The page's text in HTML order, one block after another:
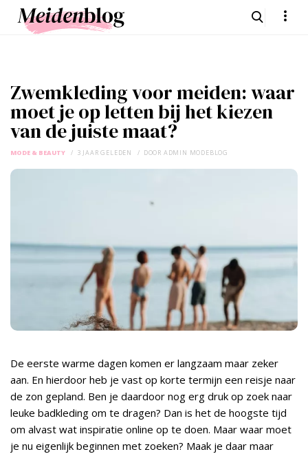
Zwemkleding voor meiden: waar
moet je op letten bij het kiezen
van de juiste maat?
MODE & BEAUTY 3 JAAR GELEDEN DOOR ADMIN MODEBLOG
De eerste warme dagen komen er langzaam maar zeker
aan. En hierdoor heb je vast op korte termijn een reisje naar
de zon gepland. Ben je daardoor nog erg druk op zoek naar
leuke badkleding om te dragen? Dan is het de hoogste tijd
om alvast wat inspiratie online op te doen. Maar waar moet
je nu eigenlijk beginnen met zoeken? Maak je daar maar